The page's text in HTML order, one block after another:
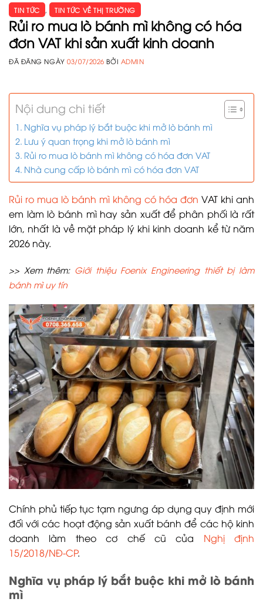
TIN TỨC TIN TỨC VỀ THỊ TRƯỜNG
Rủi ro mua lò bánh mì không có hóa
đơn VAT khi sản xuất kinh doanh
ĐÃ ĐĂNG NGÀY03/07/2026 BỞI ADMIN
Nội dung chi tiết
Nghĩa vụ pháp lý bắt buộc khi mở lò bánh mì
Lưu ý quan trọng khi mở lò bánh mì
Rủi ro mua lò bánh mì không có hóa đơn VAT
Nhà cung cấp lò bánh mì có hóa đơn VAT
Rủi ro mua lò bánh mì không có hóa đơn VAT khi anh
em làm lò bánh mì hay sản xuất để phân phối là rất
lớn, nhất là về mặt pháp lý khi kinh doanh kể từ năm
2026 này.
>> Xem thêm: Giới thiệu Foenix Engineering thiết bị làm
bánh mì uy tín
Chính phủ tiếp tục tạm ngưng áp dụng quy định mới
đối với các hoạt động sản xuất bánh để các hộ kinh
doanh làm theo cơ chế cũ của Nghị định
15/2018/NĐ-CP.
Nghĩa vụ pháp lý bắt buộc khi mở lò bánh
mì